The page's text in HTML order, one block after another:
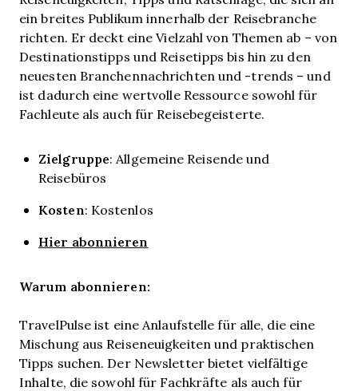
ein breites Publikum innerhalb der Reisebranche
richten. Er deckt eine Vielzahl von Themen ab – von
Destinationstipps und Reisetipps bis hin zu den
neuesten Branchennachrichten und -trends – und
ist dadurch eine wertvolle Ressource sowohl für
Fachleute als auch für Reisebegeisterte.
Zielgruppe: Allgemeine Reisende und
Reisebüros
Kosten: Kostenlos
Hier abonnieren
Warum abonnieren:
TravelPulse ist eine Anlaufstelle für alle, die eine
Mischung aus Reiseneuigkeiten und praktischen
Tipps suchen. Der Newsletter bietet vielfältige
Inhalte, die sowohl für Fachkräfte als auch für